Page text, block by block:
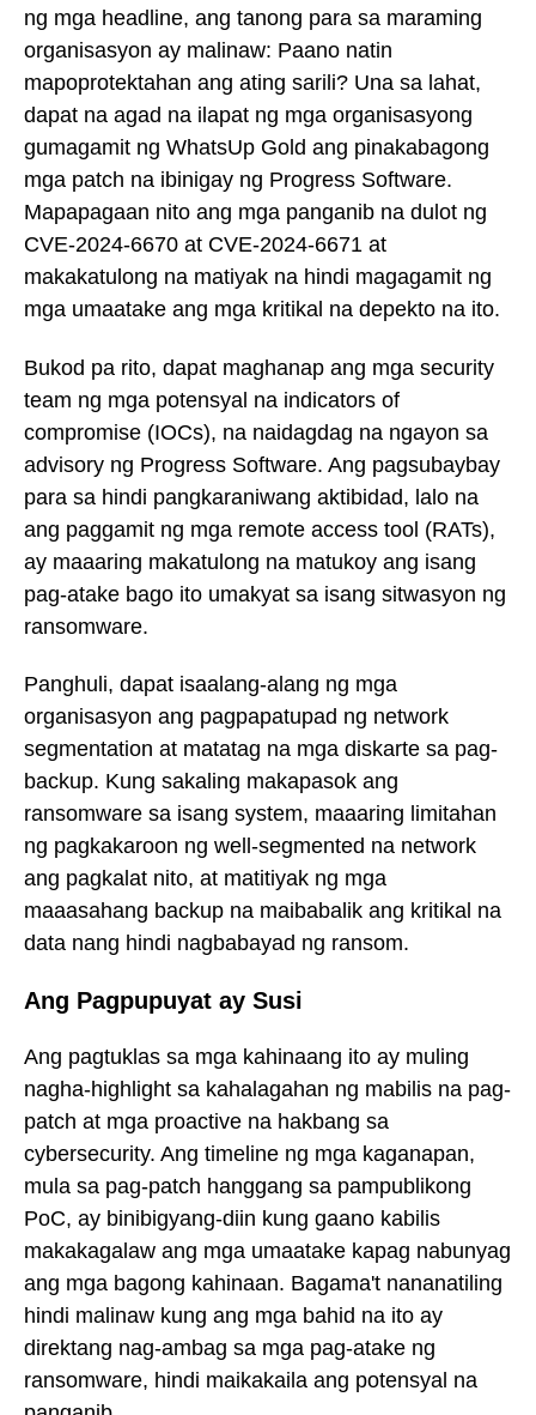
ng mga headline, ang tanong para sa maraming
organisasyon ay malinaw: Paano natin
mapoprotektahan ang ating sarili? Una sa lahat,
dapat na agad na ilapat ng mga organisasyong
gumagamit ng WhatsUp Gold ang pinakabagong
mga patch na ibinigay ng Progress Software.
Mapapagaan nito ang mga panganib na dulot ng
CVE-2024-6670 at CVE-2024-6671 at
makakatulong na matiyak na hindi magagamit ng
mga umaatake ang mga kritikal na depekto na ito.
Bukod pa rito, dapat maghanap ang mga security
team ng mga potensyal na indicators of
compromise (IOCs), na naidagdag na ngayon sa
advisory ng Progress Software. Ang pagsubaybay
para sa hindi pangkaraniwang aktibidad, lalo na
ang paggamit ng mga remote access tool (RATs),
ay maaaring makatulong na matukoy ang isang
pag-atake bago ito umakyat sa isang sitwasyon ng
ransomware.
Panghuli, dapat isaalang-alang ng mga
organisasyon ang pagpapatupad ng network
segmentation at matatag na mga diskarte sa pag-
backup. Kung sakaling makapasok ang
ransomware sa isang system, maaaring limitahan
ng pagkakaroon ng well-segmented na network
ang pagkalat nito, at matitiyak ng mga
maaasahang backup na maibabalik ang kritikal na
data nang hindi nagbabayad ng ransom.
Ang Pagpupuyat ay Susi
Ang pagtuklas sa mga kahinaang ito ay muling
nagha-highlight sa kahalagahan ng mabilis na pag-
patch at mga proactive na hakbang sa
cybersecurity. Ang timeline ng mga kaganapan,
mula sa pag-patch hanggang sa pampublikong
PoC, ay binibigyang-diin kung gaano kabilis
makakagalaw ang mga umaatake kapag nabunyag
ang mga bagong kahinaan. Bagama't nananatiling
hindi malinaw kung ang mga bahid na ito ay
direktang nag-ambag sa mga pag-atake ng
ransomware, hindi maikakaila ang potensyal na